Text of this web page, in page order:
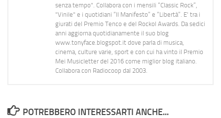
senza tempo". Collabora con i mensili “Classic Rock”,
"Vinile" e i quotidiani “Il Manifesto” e “Libertà”. E' tra i
giurati del Premio Tenco e del Rockol Awards. Da sedici
anni aggiorna quotidianamente il suo blog
www.tonyface.blogspot.it dove parla di musica,
cinema, culture varie, sport e con cui ha vinto il Premio
Mei Musicletter del 2016 come miglior blog italiano.
Collabora con Radiocoop dal 2003.
POTREBBERO INTERESSARTI ANCHE...